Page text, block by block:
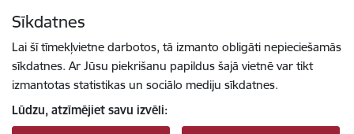
Sīkdatnes
Lai šī tīmekļvietne darbotos, tā izmanto obligāti nepieciešamās
sīkdatnes. Ar Jūsu piekrišanu papildus šajā vietnē var tikt
izmantotas statistikas un sociālo mediju sīkdatnes.
Lūdzu, atzīmējiet savu izvēli: